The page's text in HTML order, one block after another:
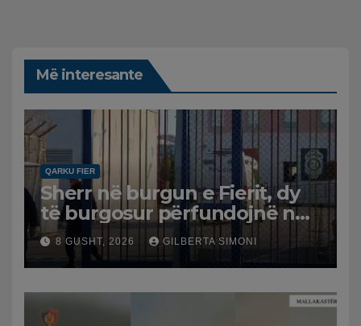
Më interesante
QARKU FIER
Sherr në burgun e Fierit, dy
të burgosur përfundojnë në
spital
8 GUSHT, 2026 GILBERTA SIMONI